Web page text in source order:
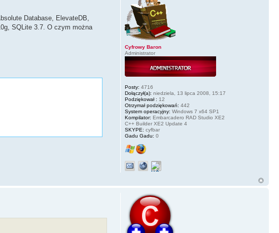
Database, ElevateDB,
SQLite 3.7. O czym można
Cyfrowy Baron
Administrator
Posty: 4716
Dołączył(a): niedziela, 13 lipca 2008, 15:17
Podziękował : 12
Otrzymał podziękowań: 442
System operacyjny: Windows 7 x64 SP1
Kompilator: Embarcadero RAD Studio XE2
C++ Builder XE2 Update 4
SKYPE: cyfbar
Gadu Gadu: 0